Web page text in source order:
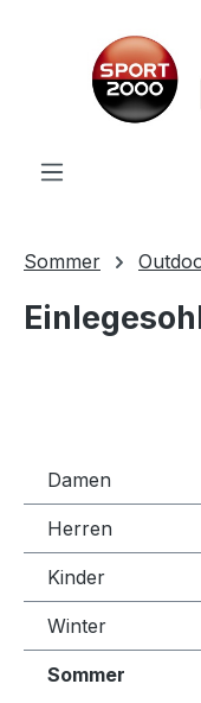
Sommer
Damen
Herren
Kinder
Winter
Sommer